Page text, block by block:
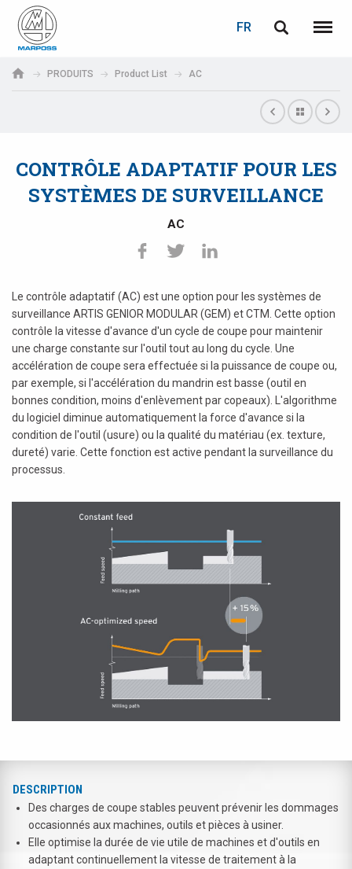
S.p.A.
FR
Menu
PRODUITS Product List AC
CONTRÔLE ADAPTATIF POUR LES
SYSTÈMES DE SURVEILLANCE
AC
Le contrôle adaptatif (AC) est une option pour les systèmes de
surveillance ARTIS GENIOR MODULAR (GEM) et CTM. Cette option
contrôle la vitesse d'avance d'un cycle de coupe pour maintenir
une charge constante sur l'outil tout au long du cycle. Une
accélération de coupe sera effectuée si la puissance de coupe ou,
par exemple, si l'accélération du mandrin est basse (outil en
bonnes condition, moins d'enlèvement par copeaux). L'algorithme
du logiciel diminue automatiquement la force d'avance si la
condition de l'outil (usure) ou la qualité du matériau (ex. texture,
dureté) varie. Cette fonction est active pendant la surveillance du
processus.
DESCRIPTION
Des charges de coupe stables peuvent prévenir les dommages
occasionnés aux machines, outils et pièces à usiner.
Elle optimise la durée de vie utile de machines et d'outils en
adaptant continuellement la vitesse de traitement à la
Deutsch
Español
日本語 (Japanese)
中文 (Chinese)
한국어 (Korean)
LOGIN
Password
If you are not yet registered, you may do it now: it is free!
Click here!